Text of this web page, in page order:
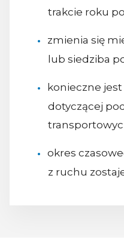
trakcie roku
zmienia się
lub siedziba
konieczne
dotyczącej
okres
z ruchu